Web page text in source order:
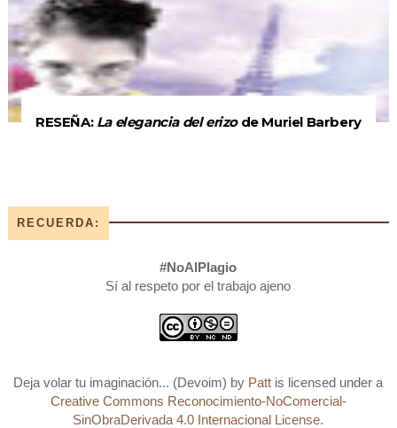
RESEÑA: La elegancia del erizode Muriel Barbery
RECUERDA:
#NoAlPlagio
Sí al respeto por el trabajo ajeno
Deja volar tu imaginación... (Devoim) by Patt is licensed under a
Creative Commons Reconocimiento-NoComercial-
SinObraDerivada 4.0 Internacional License.